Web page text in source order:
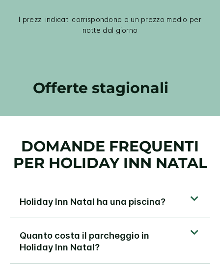
I prezzi indicati corrispondono a un prezzo medio per
notte dal giorno
Offerte stagionali
DOMANDE FREQUENTI
PER HOLIDAY INN NATAL
Holiday Inn Natal ha una piscina?
Quanto costa il parcheggio in
Holiday Inn Natal?